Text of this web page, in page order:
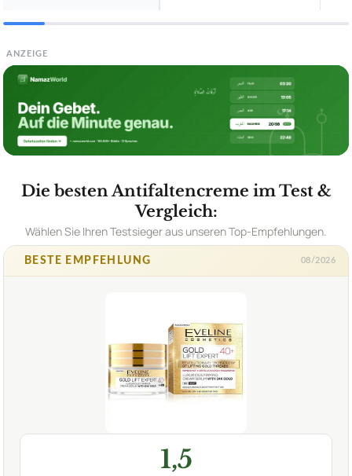
ANZEIGE
Die besten Antifaltencreme im Test &
Vergleich:
Wählen Sie Ihren Testsieger aus unseren Top-Empfehlungen.
BESTE EMPFEHLUNG 08/2026
1,5